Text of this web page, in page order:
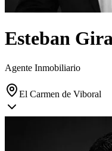
Esteban
Agente Inmobiliario
El Carmen de Viboral